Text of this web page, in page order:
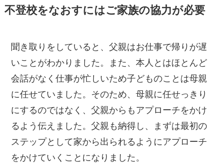
不登校をなおすにはご家族の協力が必要
聞き取りをしていると、父親はお仕事で帰りが遅
いことがわかりました。また、本人とはほとんど
会話がなく仕事が忙しいため子どものことは母親
に任せていました。そのため、母親に任せっきり
にするのではなく、父親からもアプローチをかけ
るよう伝えました。父親も納得し、まずは最初の
ステップとして家から出られるようにアプローチ
をかけていくことになりました。